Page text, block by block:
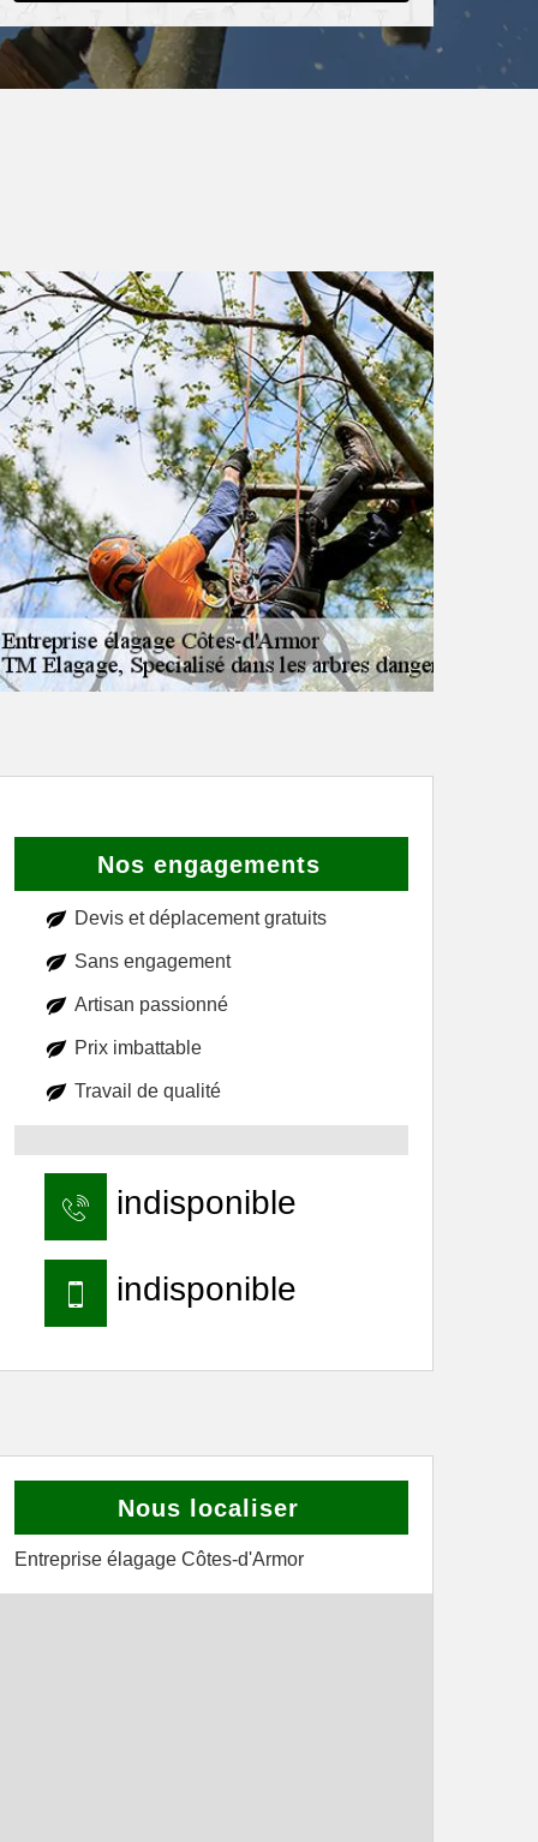
Nos engagements
Devis et déplacement gratuits
Sans engagement
Artisan passionné
Prix imbattable
Travail de qualité
indisponible
indisponible
Nous localiser
Entreprise élagage Côtes-d'Armor